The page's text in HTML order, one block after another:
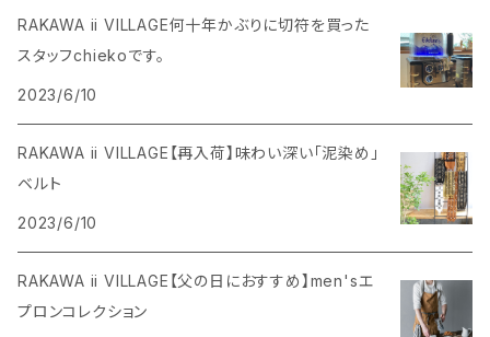
RAKAWA ii VILLAGE何十年かぶりに切符を買った
スタッフchiekoです。
2023/6/10
RAKAWA ii VILLAGE【再入荷】味わい深い「泥染め」
ベルト
2023/6/10
RAKAWA ii VILLAGE【父の日におすすめ】men'sエ
プロンコレクション